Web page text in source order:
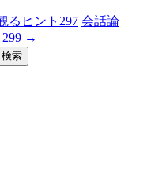
るヒント297 会話論
→